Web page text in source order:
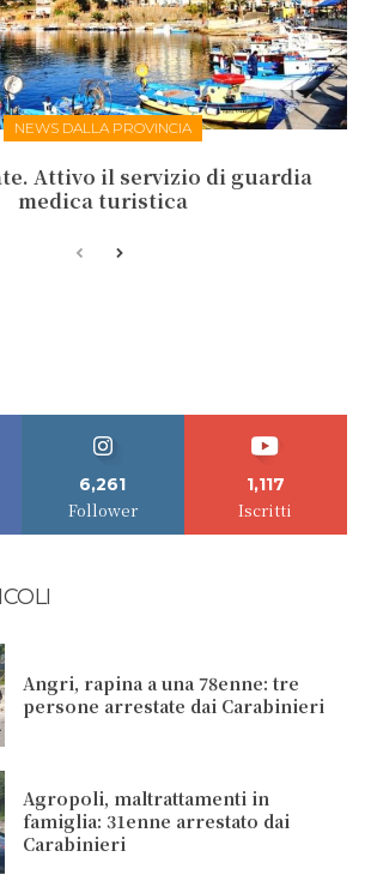
NEWS DALLA PROVINCIA
Attivo il servizio di guardia
medica turistica
6,261
Follower
1,117
Iscritti
Angri, rapina a una 78enne: tre
persone arrestate dai Carabinieri
Agropoli, maltrattamenti in
famiglia: 31enne arrestato dai
Carabinieri